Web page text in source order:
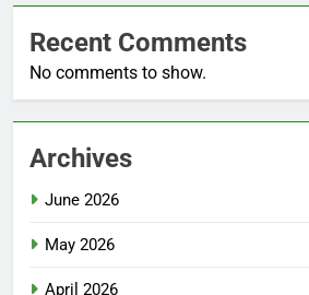
Recent Comments
No comments to show.
Archives
June 2026
May 2026
April 2026